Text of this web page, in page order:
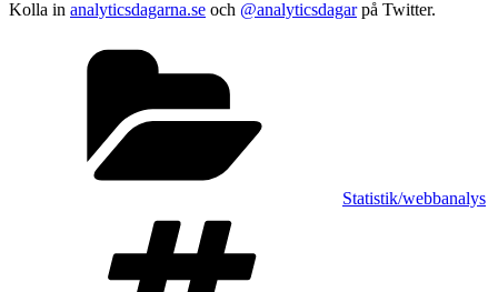
Kolla in analyticsdagarna.se och @analyticsdagarpå Twitter.
Statistik/webbanalys